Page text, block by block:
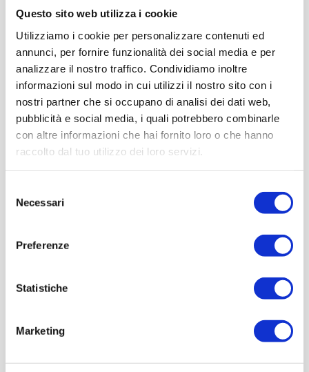
Questo sito web utilizza i cookie
Utilizziamo i cookie per personalizzare contenuti ed
annunci, per fornire funzionalità dei social media e per
analizzare il nostro traffico. Condividiamo inoltre
informazioni sul modo in cui utilizzi il nostro sito con i
nostri partner che si occupano di analisi dei dati web,
pubblicità e social media, i quali potrebbero combinarle
con altre informazioni che hai fornito loro o che hanno
raccolto dal tuo utilizzo dei loro servizi.
delNecessari
Preferenze
Statistiche
Marketing